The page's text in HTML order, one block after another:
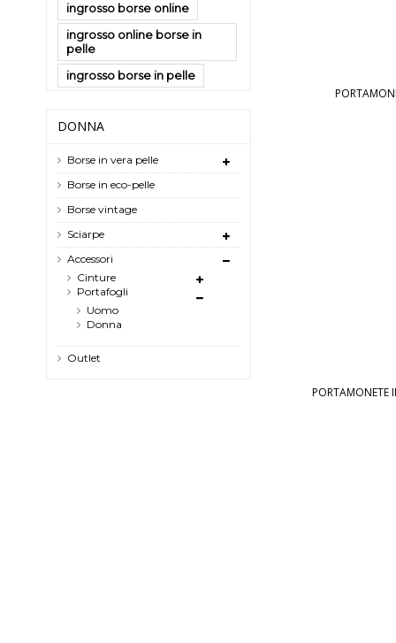
PORTAMONETE
ingrosso borse online
ingrosso online borse in
pelle
ingrosso borse in pelle
DONNA
Borse in vera pelle
Borse in eco-pelle
Borse vintage
Sciarpe
Accessori
Cinture
Portafogli
Uomo
Donna
Outlet